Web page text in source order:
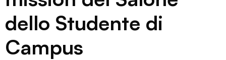
dello Studente di
Campus